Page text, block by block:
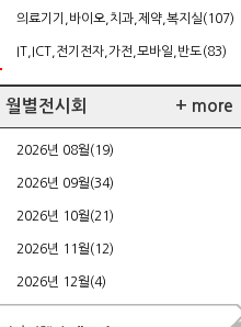
의료기기,바이오,치과,제약,복지실(107)
IT,ICT,전기전자,가전,모바일,반도(83)
월별전시회 + more
2026년 08월(19)
2026년 09월(34)
2026년 10월(21)
2026년 11월(12)
2026년 12월(4)